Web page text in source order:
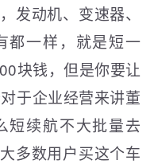
发动机、变速器、
都一样，就是短一
块钱，但是你要让
于企业经营来讲董
短续航不大批量去
多数用户买这个车